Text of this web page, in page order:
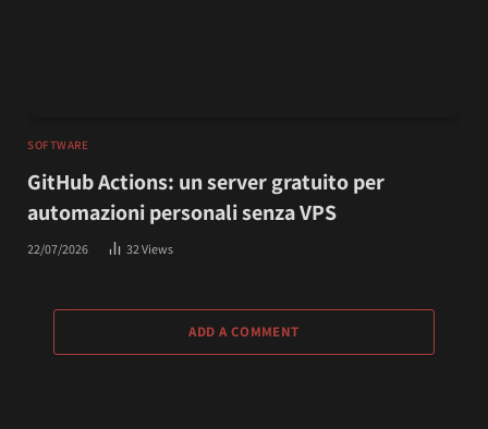
SOFTWARE
GitHub Actions: un server gratuito per
automazioni personali senza VPS
22/07/2026 32Views
ADD A COMMENT